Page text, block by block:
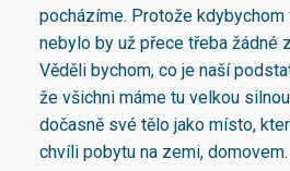
pocházíme. Protože kdybychom
nebylo by už přece třeba žádné
Věděli bychom, co je naší
že všichni máme tu velkou
dočasně své tělo jako místo,
chvíli pobytu na zemi, domovem.